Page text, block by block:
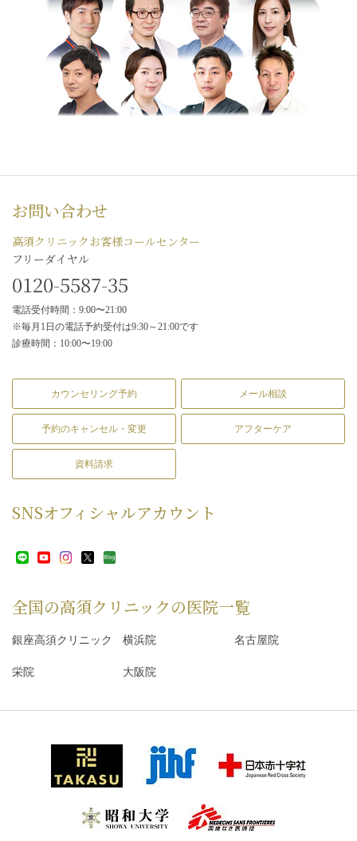
お問い合わせ
高須クリニックお客様コールセンター
フリーダイヤル
0120-5587-35
電話受付時間：9:00〜21:00
※毎月1日の電話予約受付は9:30～21:00です
診療時間：10:00〜19:00
カウンセリング予約 メール相談
予約のキャンセル・変更 アフターケア
資料請求
SNSオフィシャルアカウント
全国の高須クリニックの医院一覧
銀座高須クリニック 横浜院 名古屋院
栄院 大阪院